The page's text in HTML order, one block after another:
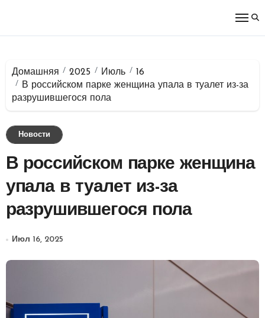
Домашняя 2025 Июль
16
В российском парке женщина упала в туалет из-за
разрушившегося пола
Новости
В российском парке женщина
упала в туалет из-за
разрушившегося пола
Июл 16, 2025